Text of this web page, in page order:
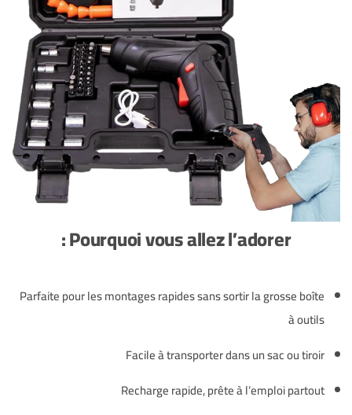
Pourquoi vous allez l’adorer :
Parfaite pour les montages rapides sans sortir la grosse boîte
à outils
Facile à transporter dans un sac ou tiroir
Recharge rapide, prête à l’emploi partout